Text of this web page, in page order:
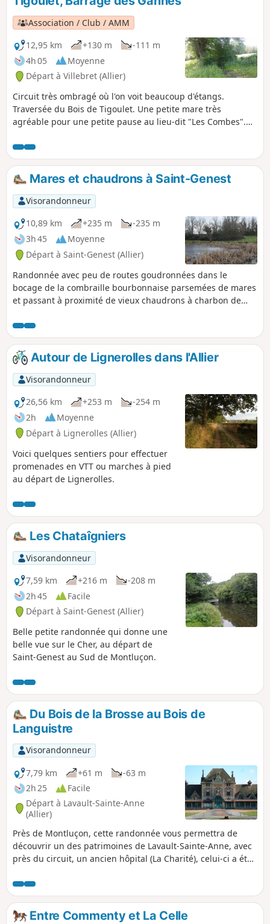
Association / Club / AMM
12,95 km
+130 m
-111 m
4h 05
Moyenne
Départ à Villebret (Allier)
Circuit très ombragé où l'on voit beaucoup d'étangs.
Traversée du Bois de Tigoulet. Une petite mare très
agréable pour une petite pause au lieu-dit "Les Combes".
Mares et chaudrons à Saint-Genest
Visorandonneur
10,89 km
+235 m
-235 m
3h 45
Moyenne
Départ à Saint-Genest (Allier)
Randonnée avec peu de routes goudronnées dans le
bocage de la combraille bourbonnaise parsemées de mares
et passant à proximité de vieux chaudrons à charbon de
arrêtés pendant la seconde guerre mondiale.
Autour de Lignerolles dans l'Allier
Visorandonneur
26,56 km
+253 m
-254 m
2h
Moyenne
Départ à Lignerolles (Allier)
Voici quelques sentiers pour effectuer
promenades en VTT ou marches à pied
au départ de Lignerolles.
Les Chataîgniers
Visorandonneur
7,59 km
+216 m
-208 m
2h 45
Facile
Départ à Saint-Genest (Allier)
Belle petite randonnée qui donne une
belle vue sur le Cher, au départ de
Saint-Genest au Sud de Montluçon.
Du Bois de la Brosse au Bois de
Languistre
Visorandonneur
7,79 km
+61 m
-63 m
2h 25
Facile
Départ à Lavault-Sainte-Anne
(Allier)
Près de Montluçon, cette randonnée vous permettra de
découvrir un des patrimoines de Lavault-Sainte-Anne, avec
près du circuit, un ancien hôpital (La Charité), celui-ci a été
20ème siècle (voir pour plus de renseignements le site
internet de la mairie).Cette randonnée peut se pratiquer
facilement car très peu de dénivelé, et en toute saison.
Entre Commenty et La Celle